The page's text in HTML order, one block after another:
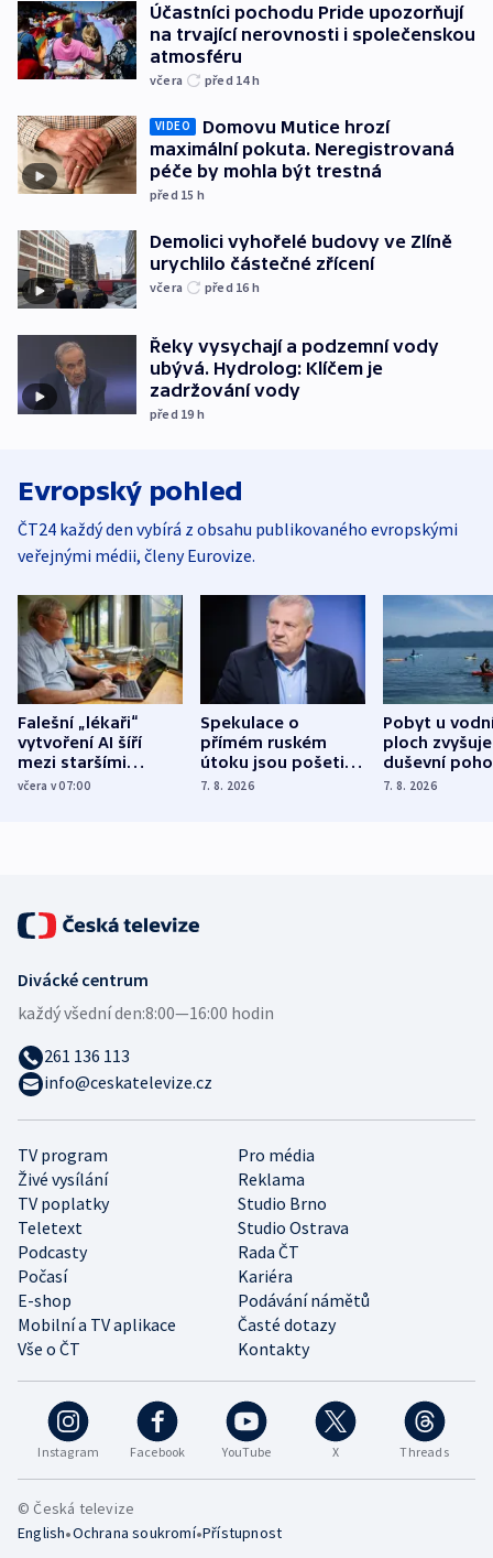
Účastníci pochodu Pride upozorňují
na trvající nerovnosti i společenskou
atmosféru
včera před 14h
VIDEO
Domovu Mutice hrozí
maximální pokuta. Neregistrovaná
péče by mohla být trestná
před 15 h
Demolici vyhořelé budovy ve Zlíně
urychlilo částečné zřícení
včera před 16 h
Řeky vysychají a podzemní vody
ubývá. Hydrolog: Klíčem je
zadržování vody
před 19 h
Evropský pohled
ČT24 každý den vybírá z obsahu publikovaného evropskými
veřejnými médii, členy Eurovize.
Falešní „lékaři“
vytvoření AI šíří
mezi staršími
Poláky nebezpečné
včera v 07:00
Spekulace o
přímém ruském
útoku jsou pošetilé,
míní estonský
7. 8. 2026
Pobyt u
ploch zvyšuje
duševní
ukázala
7. 8. 2026
Instagram Facebook YouTube X Threads
TV program
Pro média
Živé vysílání
Reklama
TV poplatky
Studio Brno
Teletext
Studio Ostrava
Podcasty
Rada ČT
Počasí
Kariéra
E-shop
Podávání námětů
Mobilní a TV aplikace
Časté dotazy
Vše o ČT
Kontakty
Divácké centrum
každý všední den:8:00—16:00 hodin
261 136 113
info@ceskatelevize.cz
© Česká televize
English•Ochrana soukromí•Přístupnost